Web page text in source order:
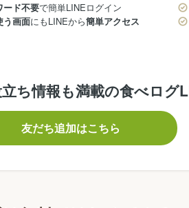
ード不要で簡単LINEログイン
う画面にもLINEから簡単アクセス
ち情報も満載の食べログ
友だち追加はこちら